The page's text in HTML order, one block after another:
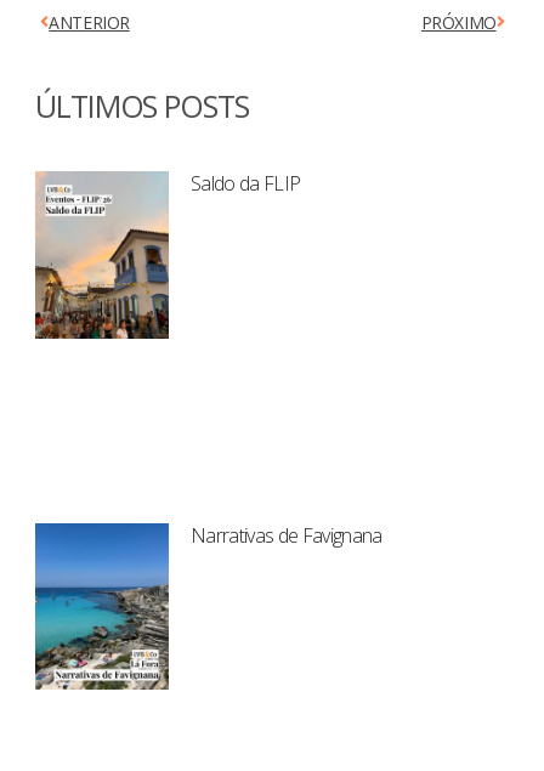
ANTERIOR PRÓXIMO
ÚLTIMOS POSTS
Saldo da FLIP
Narrativas de Favignana